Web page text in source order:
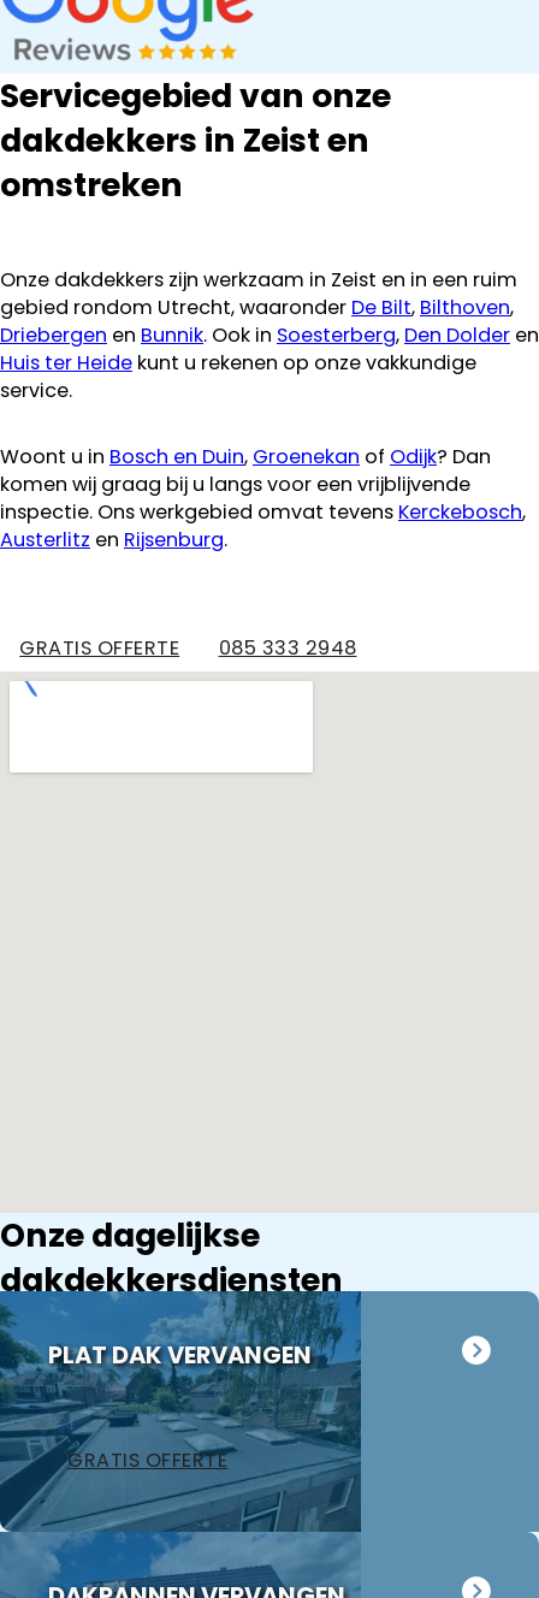
Servicegebied van onze
dakdekkers in Zeist en
omstreken
Onze dakdekkers zijn werkzaam in Zeist en in een ruim
gebied rondom Utrecht, waaronder De Bilt, Bilthoven,
Driebergen en Bunnik. Ook in Soesterberg, Den Dolder en
Huis ter Heide kunt u rekenen op onze vakkundige
service.
Woont u in Bosch en Duin, Groenekan of Odijk? Dan
komen wij graag bij u langs voor een vrijblijvende
inspectie. Ons werkgebied omvat tevens Kerckebosch,
Austerlitz en Rijsenburg.
GRATIS OFFERTE 085 333 2948
Onze dagelijkse
dakdekkersdiensten
PLAT DAK VERVANGEN
GRATIS OFFERTE